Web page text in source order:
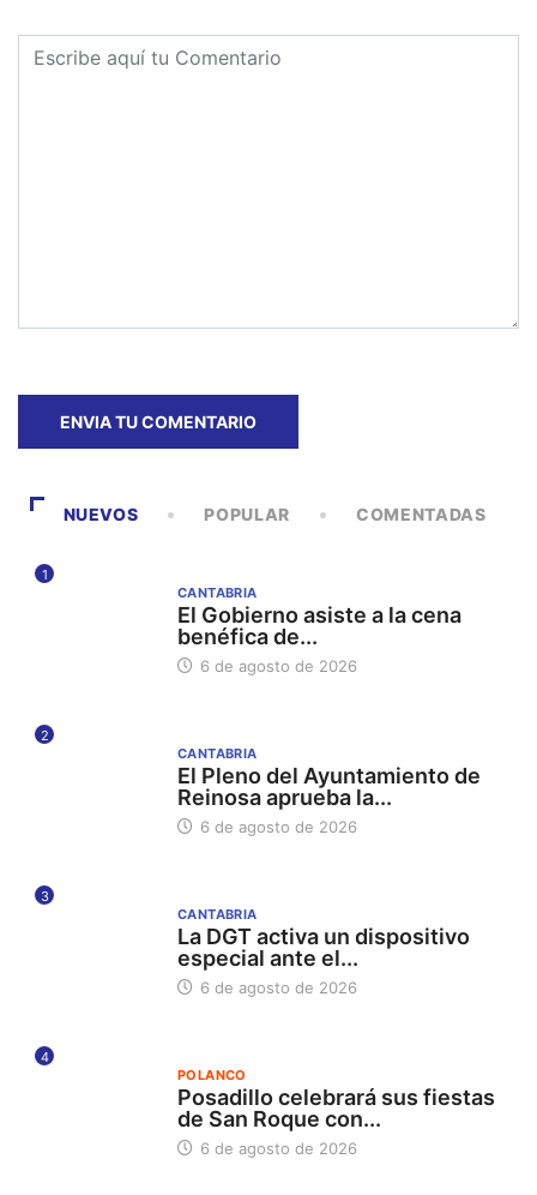
NUEVOS POPULAR COMENTADAS
1
CANTABRIA
El Gobierno asiste a la cena
benéfica de...
6 de agosto de 2026
2
CANTABRIA
El Pleno del Ayuntamiento de
Reinosa aprueba la...
6 de agosto de 2026
3
CANTABRIA
La DGT activa un dispositivo
especial ante el...
6 de agosto de 2026
4
POLANCO
Posadillo celebrará sus fiestas
de San Roque con...
6 de agosto de 2026